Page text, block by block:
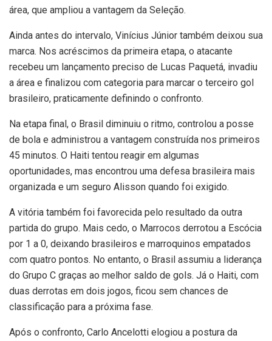
área, que ampliou a vantagem da Seleção.
Ainda antes do intervalo, Vinícius Júnior também deixou sua
marca. Nos acréscimos da primeira etapa, o atacante
recebeu um lançamento preciso de Lucas Paquetá, invadiu
a área e finalizou com categoria para marcar o terceiro gol
brasileiro, praticamente definindo o confronto.
Na etapa final, o Brasil diminuiu o ritmo, controlou a posse
de bola e administrou a vantagem construída nos primeiros
45 minutos. O Haiti tentou reagir em algumas
oportunidades, mas encontrou uma defesa brasileira mais
organizada e um seguro Alisson quando foi exigido.
A vitória também foi favorecida pelo resultado da outra
partida do grupo. Mais cedo, o Marrocos derrotou a Escócia
por 1 a 0, deixando brasileiros e marroquinos empatados
com quatro pontos. No entanto, o Brasil assumiu a liderança
do Grupo C graças ao melhor saldo de gols. Já o Haiti, com
duas derrotas em dois jogos, ficou sem chances de
classificação para a próxima fase.
Após o confronto, Carlo Ancelotti elogiou a postura da